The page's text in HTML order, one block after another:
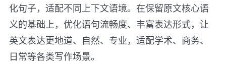
化句子，适配不同上下文语境。在保留原文核心语
义的基础上，优化语句流畅度、丰富表达形式，让
英文表达更地道、自然、专业，适配学术、商务、
日常等各类写作场景。